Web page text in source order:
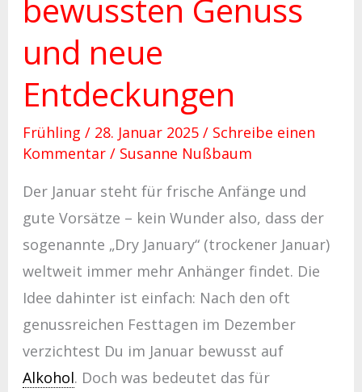
bewussten Genuss
und neue
Entdeckungen
Frühling / 28. Januar 2025 / Schreibe einen
Kommentar / Susanne Nußbaum
Der Januar steht für frische Anfänge und
gute Vorsätze – kein Wunder also, dass der
sogenannte „Dry January“ (trockener Januar)
weltweit immer mehr Anhänger findet. Die
Idee dahinter ist einfach: Nach den oft
genussreichen Festtagen im Dezember
verzichtest Du im Januar bewusst auf
Alkohol. Doch was bedeutet das für